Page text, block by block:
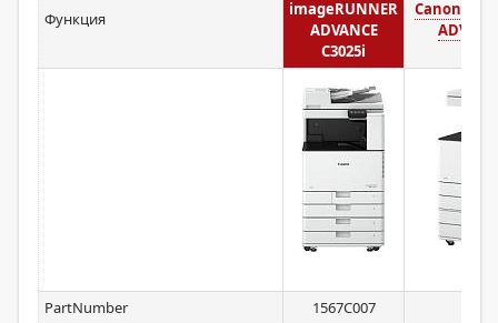
Функция
imageRUNNER
ADVANCE
C3025i
Canon
PartNumber 1567C007